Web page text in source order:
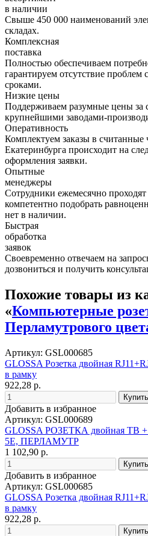
в наличии
Свыше 450 000 наименований
складах.
Комплексная
поставка
Полностью обеспечиваем
гарантируем отсутствие проблем
сроками.
Низкие цены
Поддерживаем разумные цены за
крупнейшими заводами-
Оперативность
Комплектуем заказы в считанные
Екатеринбурга происходит на
оформления заявки.
Опытные
менеджеры
Сотрудники ежемесячно
компетентно подобрать
нет в наличии.
Быстрая
обработка
заявок
Своевременно отвечаем на
дозвониться и получить
Похожие товары из
«Компьютерные
Перламутрового
Артикул: GSL000685
GLOSSA Розетка двойная
в рамку
922,28 р.
Добавить в избранное
Артикул: GSL000689
GLOSSA РОЗЕТКА двойная ТВ +
5Е, ПЕРЛАМУТР
1 102,90 р.
Добавить в избранное
Артикул: GSL000685
GLOSSA Розетка двойная
в рамку
922,28 р.